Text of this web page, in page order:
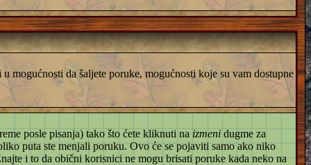
mogućnosti da šaljete poruke, mogućnosti koje su vam dostupne
posle pisanja) tako što ćete kliknuti na izmeni dugme za
puta ste menjali poruku. Ovo će se pojaviti samo ako niko
i to da obični korisnici ne mogu brisati poruke kada neko na